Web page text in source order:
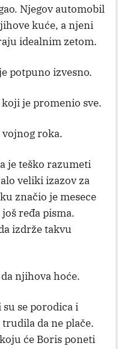
Njegov automobil
kuće, a njeni
idealnim zetom.
potpuno izvesno.
je promenio sve.
roka.
je teško razumeti
veliki izazov za
značio je mesece
ređa pisma.
izdrže takvu
njihova hoće.
se porodica i
da ne plače.
će Boris poneti